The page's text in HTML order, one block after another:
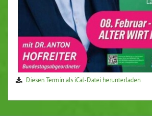
Diesen Termin als iCal-Da­tei her­un­ter­la­den